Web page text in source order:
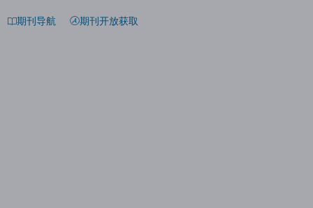
期刊导航 期刊开放获取